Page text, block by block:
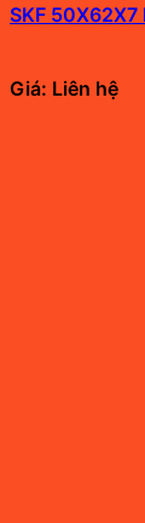
SKF 50X62X7
Giá: Liên hệ